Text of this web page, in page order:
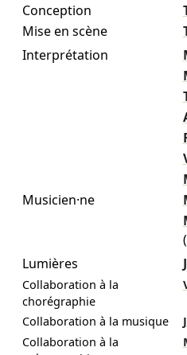
Conception
Mise en scène
Interprétation
Musicien·ne
Lumières
Collaboration à la
chorégraphie
Collaboration à la musique
Collaboration à la